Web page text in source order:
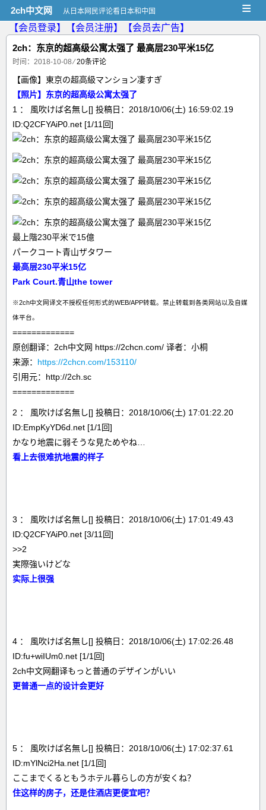
2ch中文网 从日本网民评论看日本和中国 ≡
【会员登录】 【会员注册】
【会员去广告】
2ch：东京的超高级公寓太强了 最高层230平米15亿
时间：2018-10-08 ⁄20条评论
【画像】東京の超高級マンション凄すぎ
【照片】东京的超高级公寓太强了
1 ： 風吹けば名無し[] 投稿日：2018/10/06(土) 16:59:02.19
ID:Q2CFYAiP0.net [1/11回]
最上階230平米で15億
パークコート青山ザタワー
最高层230平米15亿
Park Court.青山the tower
※2ch中文网译文不授权任何形式的WEB/APP转载。禁止转载到各类网站以及自媒
体平台。
=============
原创翻译：2ch中文网 https://2chcn.com/ 译者：小桐
来源： https://2chcn.com/153110/
引用元：http://2ch.sc
=============
2 ： 風吹けば名無し[] 投稿日：2018/10/06(土) 17:01:22.20
ID:EmpKyYD6d.net [1/1回]
かなり地震に弱そうな見ためやね…
看上去很难抗地震的样子
3 ： 風吹けば名無し[] 投稿日：2018/10/06(土) 17:01:49.43
ID:Q2CFYAiP0.net [3/11回]
>>2
実際強いけどな
实际上很强
4 ： 風吹けば名無し[] 投稿日：2018/10/06(土) 17:02:26.48
ID:fu+wiIUm0.net [1/1回]
2ch中文网翻译もっと普通のデザインがいい
更普通一点的设计会更好
5 ： 風吹けば名無し[] 投稿日：2018/10/06(土) 17:02:37.61
ID:mYlNci2Ha.net [1/1回]
ここまでくるともうホテル暮らしの方が安くね？
住这样的房子，还是住酒店更便宜吧？